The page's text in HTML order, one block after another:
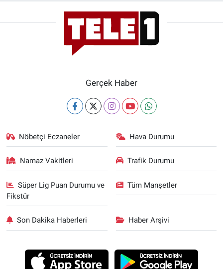
Gerçek Haber
Nöbetçi Eczaneler Hava Durumu
Namaz Vakitleri Trafik Durumu
Süper Lig Puan Durumu ve
Fikstür
Tüm Manşetler
Son Dakika Haberleri Haber Arşivi